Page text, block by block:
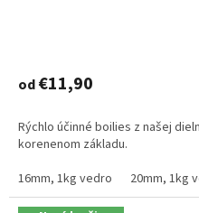
produktu
z
5
od€11,90
Rýchlo účinné boilies z našej
korenenom základu.
16mm, 1kg vedro
20mm, 1kg